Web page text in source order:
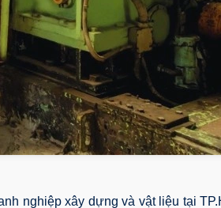
nghiệp xây dựng và vật liệu tại